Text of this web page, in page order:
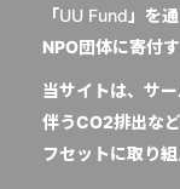
「UU Fund 」を
NPO団体に寄付
当サイトは、サ
伴うCO2排出な
フセットに取り